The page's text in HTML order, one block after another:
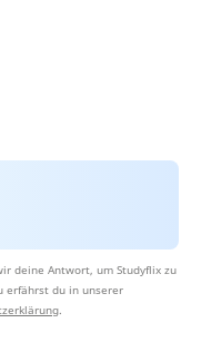
deine Antwort, um Studyflix zu
erfährst du in unserer